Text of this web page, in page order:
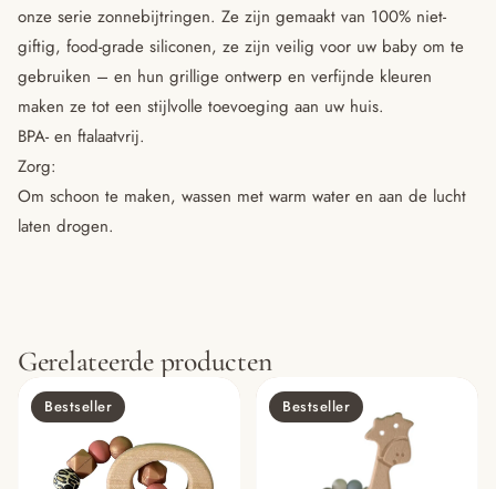
onze serie zonnebijtringen. Ze zijn gemaakt van 100% niet-
giftig, food-grade siliconen, ze zijn veilig voor uw baby om te
gebruiken – en hun grillige ontwerp en verfijnde kleuren
maken ze tot een stijlvolle toevoeging aan uw huis.
BPA- en ftalaatvrij.
Zorg:
Om schoon te maken, wassen met warm water en aan de lucht
laten drogen.
Gerelateerde producten
Bestseller Bestseller